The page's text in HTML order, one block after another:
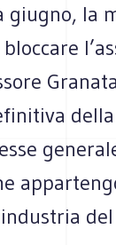
giugno, la